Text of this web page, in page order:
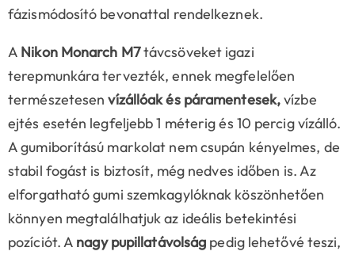
fázismódosító bevonattal rendelkeznek.
A Nikon Monarch M7távcsöveket igazi
terepmunkára tervezték, ennek megfelelően
természetesen vízállóak és páramentesek,vízbe
ejtés esetén legfeljebb 1 méterig és 10 percig vízálló.
A gumiborítású markolat nem csupán kényelmes, de
stabil fogást is biztosít, még nedves időben is. Az
elforgatható gumi szemkagylóknak köszönhetően
könnyen megtalálhatjuk az ideális betekintési
pozíciót. A nagy pupillatávolság pedig lehetővé teszi,